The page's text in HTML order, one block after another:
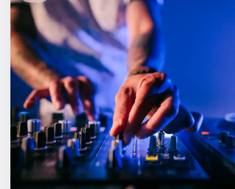
Выставки
Квесты
Экскурсии
Спорт
События